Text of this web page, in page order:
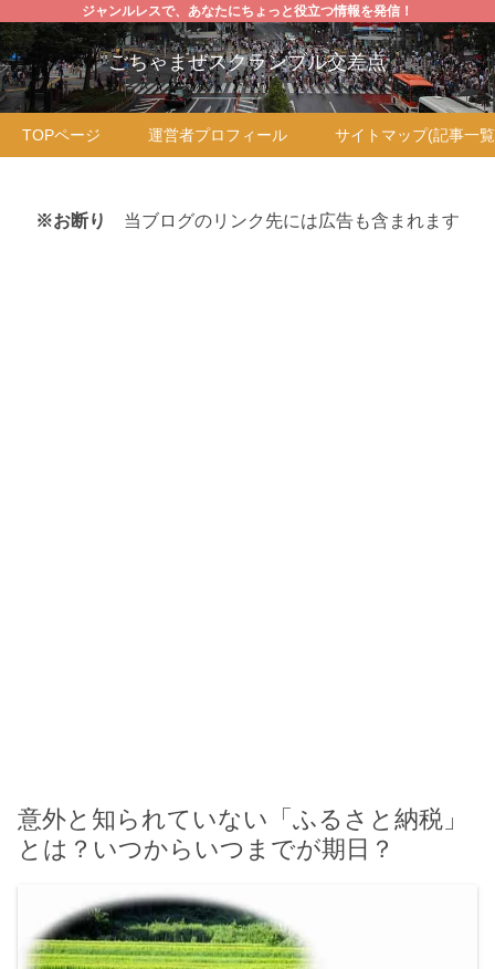
ジャンルレスで、あなたにちょっと役立つ情報を発信！
ごちゃまぜスクランブル交差点
TOPページ 運営者プロフィール サイトマップ(記事一
※お断り 当ブログのリンク先には広告も含まれます
意外と知られていない「ふるさと納税」
とは？いつからいつまでが期日？